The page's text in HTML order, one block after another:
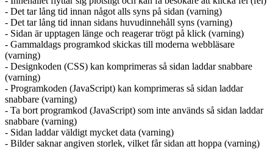
- Det tar lång tid innan något alls syns på sidan (varning)
- Det tar lång tid innan sidans huvudinnehåll syns (varning)
- Sidan är upptagen länge och reagerar trögt på klick (varning)
- Gammaldags programkod skickas till moderna webbläsare
(varning)
- Designkoden (CSS) kan komprimeras så sidan laddar snabbare
(varning)
- Programkoden (JavaScript) kan komprimeras så sidan laddar
snabbare (varning)
- Ta bort programkod (JavaScript) som inte används så sidan laddar
snabbare (varning)
- Sidan laddar väldigt mycket data (varning)
- Bilder saknar angiven storlek, vilket får sidan att hoppa (varning)